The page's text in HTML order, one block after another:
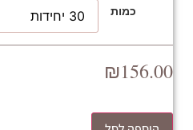
כמות
₪156.00